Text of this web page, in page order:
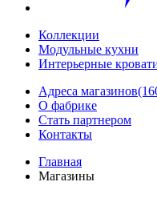
Коллекции
Модульные кухни
Интерьерные
Адреса магазинов
О фабрике
Стать партнером
Контакты
Главная
Магазины